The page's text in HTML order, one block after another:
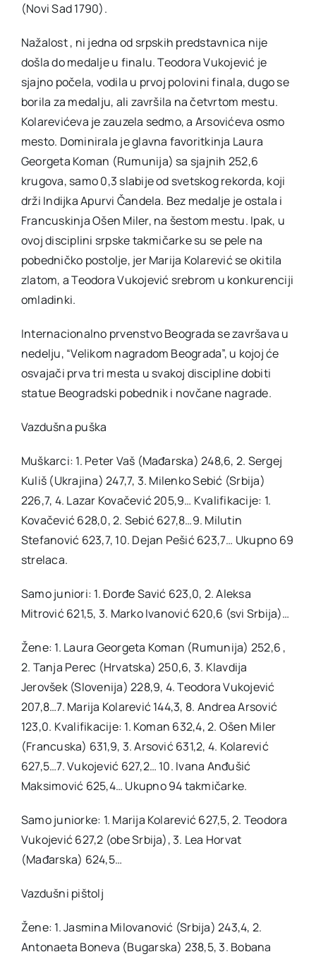
(Novi Sad 1790).
Nažalost , ni jedna od srpskih predstavnica nije
došla do medalje u finalu. Teodora Vukojević je
sjajno počela, vodila u prvoj polovini finala, dugo se
borila za medalju, ali završila na četvrtom mestu.
Kolarevićeva je zauzela sedmo, a Arsovićeva osmo
mesto. Dominirala je glavna favoritkinja Laura
Georgeta Koman (Rumunija) sa sjajnih 252,6
krugova, samo 0,3 slabije od svetskog rekorda, koji
drži Indijka Apurvi Čandela. Bez medalje je ostala i
Francuskinja Ošen Miler, na šestom mestu. Ipak, u
ovoj disciplini srpske takmičarke su se pele na
pobedničko postolje, jer Marija Kolarević se okitila
zlatom, a Teodora Vukojević srebrom u konkurenciji
omladinki.
Internacionalno prvenstvo Beograda se završava u
nedelju, “Velikom nagradom Beograda”, u kojoj će
osvajači prva tri mesta u svakoj discipline dobiti
statue Beogradski pobednik i novčane nagrade.
Vazdušna puška
Muškarci: 1. Peter Vaš (Mađarska) 248,6, 2. Sergej
Kuliš (Ukrajina) 247,7, 3. Milenko Sebić (Srbija)
226,7, 4. Lazar Kovačević 205,9… Kvalifikacije: 1.
Kovačević 628,0, 2. Sebić 627,8…9. Milutin
Stefanović 623,7, 10. Dejan Pešić 623,7… Ukupno 69
strelaca.
Samo juniori: 1. Đorđe Savić 623,0, 2. Aleksa
Mitrović 621,5, 3. Marko Ivanović 620,6 (svi Srbija)…
Žene: 1. Laura Georgeta Koman (Rumunija) 252,6 ,
2. Tanja Perec (Hrvatska) 250,6, 3. Klavdija
Jerovšek (Slovenija) 228,9, 4. Teodora Vukojević
207,8…7. Marija Kolarević 144,3, 8. Andrea Arsović
123,0. Kvalifikacije: 1. Koman 632,4, 2. Ošen Miler
(Francuska) 631,9, 3. Arsović 631,2, 4. Kolarević
627,5…7. Vukojević 627,2… 10. Ivana Anđušić
Maksimović 625,4… Ukupno 94 takmičarke.
Samo juniorke: 1. Marija Kolarević 627,5, 2. Teodora
Vukojević 627,2 (obe Srbija), 3. Lea Horvat
(Mađarska) 624,5…
Vazdušni pištolj
Žene: 1. Jasmina Milovanović (Srbija) 243,4, 2.
Antonaeta Boneva (Bugarska) 238,5, 3. Bobana